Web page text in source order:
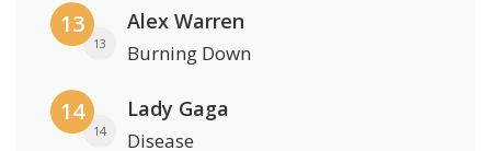
13
13
Alex Warren
Burning Down
14
14
Lady Gaga
Disease